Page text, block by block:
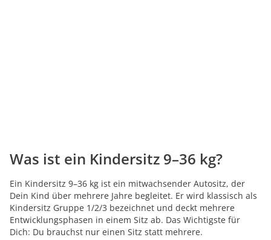
Was ist ein Kindersitz 9–36 kg?
Ein Kindersitz 9–36 kg ist ein mitwachsender Autositz, der
Dein Kind über mehrere Jahre begleitet. Er wird klassisch als
Kindersitz Gruppe 1/2/3 bezeichnet und deckt mehrere
Entwicklungsphasen in einem Sitz ab. Das Wichtigste für
Dich: Du brauchst nur einen Sitz statt mehrere.